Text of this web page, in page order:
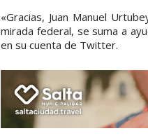
«Gracias, Juan Manuel
mirada federal, se suma a
en su cuenta de Twitter.